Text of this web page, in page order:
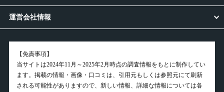
運営会社情報
【免責事項】
当サイトは2024年11月～2025年2月時点の調査情報をもとに制作してい
ます。掲載の情報・画像・口コミは、引用元もしくは参照元にて刷新
される可能性がありますので、新しい情報、詳細な情報については各